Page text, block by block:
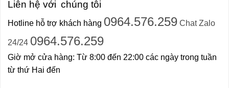
Liên hệ với chúng tôi
Hotline hỗ trợ khách hàng 0964.576.259Chat Zalo
24/24 0964.576.259
Giờ mở cửa hàng: Từ 8:00 đến 22:00 các ngày trong tuần
từ thứ Hai đến